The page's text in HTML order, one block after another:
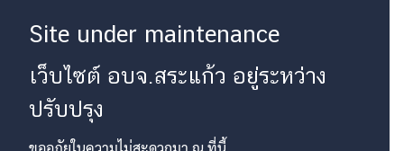
Site under maintenance
เว็บไซต์ อบจ.สระแก้ว อยู่ระหว่าง
ปรับปรุง